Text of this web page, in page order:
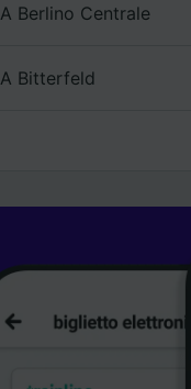
A Berlino Centrale
A Bitterfeld